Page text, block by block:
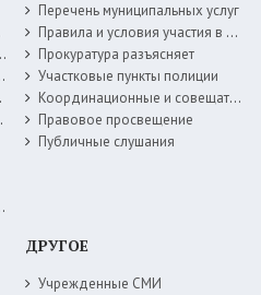
Перечень муниципальных услуг
Правила и условия участия в жилищных программах
Прокуратура разъясняет
Участковые пункты полиции
Координационные и совещательные органы
Правовое просвещение
Публичные слушания
ДРУГОЕ
Учрежденные СМИ